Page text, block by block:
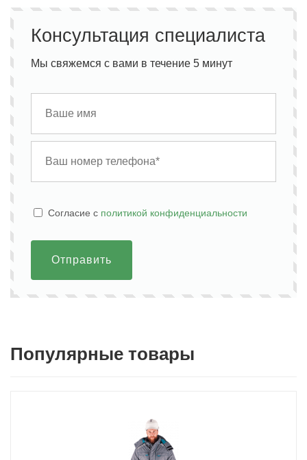
Консультация специалиста
Мы свяжемся с вами в течение 5 минут
Cогласие с политикой конфиденциальности
Отправить
Популярные товары